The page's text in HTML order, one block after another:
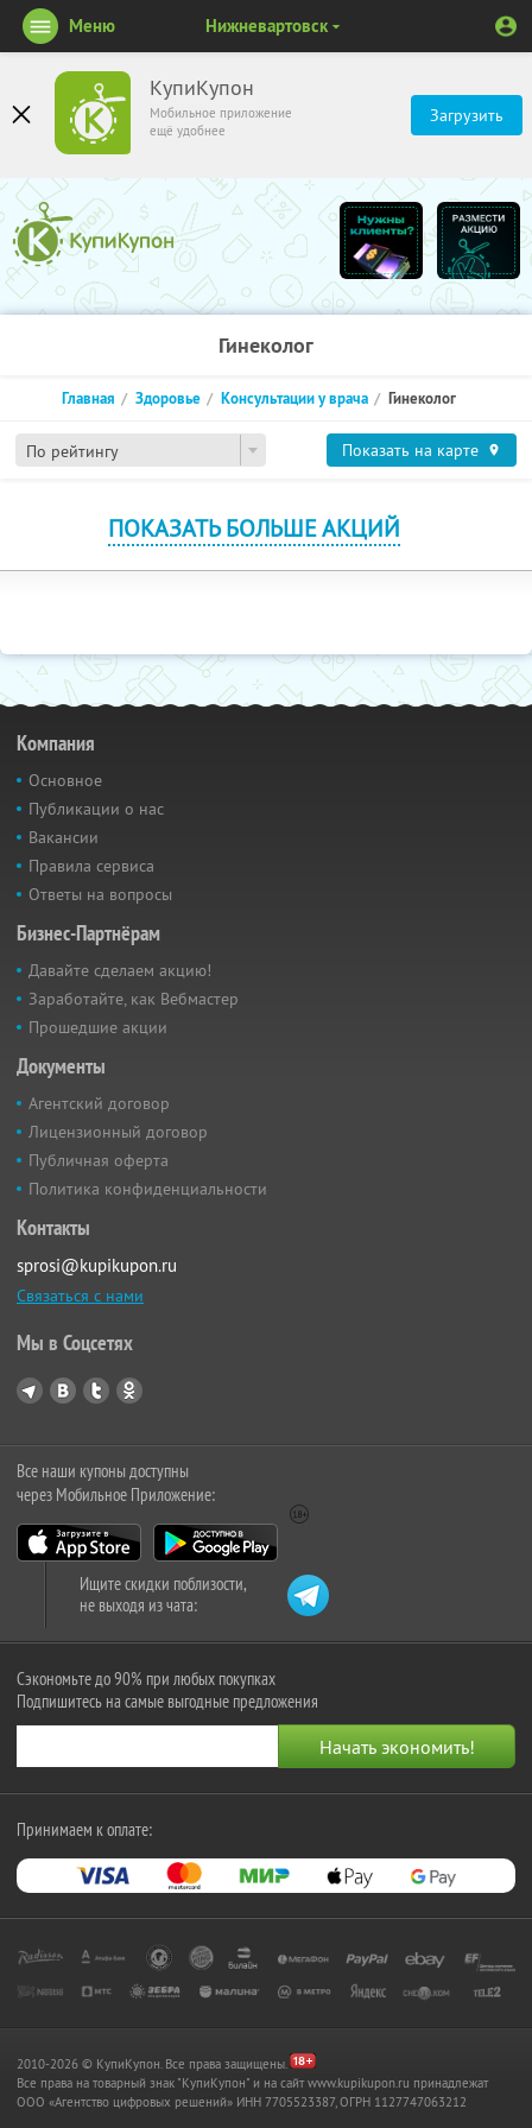
КупиКупон
Мобильное приложение
ещё удобнее
Загрузить
Меню Нижневартовск
Гинеколог
По рейтингу
Главная Здоровье Консультации у врача Гинеколог
Показать на карте
ПОКАЗАТЬ БОЛЬШЕ АКЦИЙ
Компания
Основное
Публикации о нас
Вакансии
Правила сервиса
Ответы на вопросы
Бизнес-Партнёрам
Давайте сделаем акцию!
Заработайте, как Вебмастер
Прошедшие акции
Документы
Агентский договор
Лицензионный договор
Публичная оферта
Политика конфиденциальности
Контакты
sprosi@kupikupon.ru
Связаться с нами
Мы в Соцсетях
Все наши купоны доступны
через Мобильное Приложение:
Ищите скидки поблизости,
не выходя из чата:
Сэкономьте до 90% при любых покупках
Подпишитесь на самые выгодные предложения
Принимаем к оплате:
2010-2026 © КупиКупон. Все права защищены.
Все права на товарный знак "КупиКупон" и на сайт www.kupikupon.ru принадлежат
OOO «Агентство цифровых решений» ИНН 7705523387, ОГРН 1127747063212